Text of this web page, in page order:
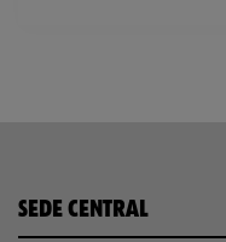
SEDE CENTRAL